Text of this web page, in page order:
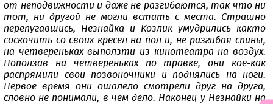
от неподвижности и даже не разгибаются, так что ни
тот, ни другой не могли встать с места. Страшно
перепугавшись, Незнайка и Козлик умудрились както
соскочить со своих кресел на пол и, не разгибая спины,
на четвереньках выползти из кинотеатра на воздух.
Поползав на четвереньках по травке, они кое-как
распрямили свои позвоночники и поднялись на ноги.
Первое время они ошалело смотрели друг на друга,
словно не понимали, в чем дело. Наконец у Незнайки на